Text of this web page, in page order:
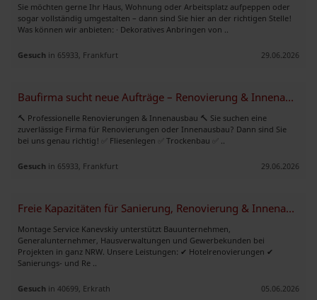
Sie möchten gerne Ihr Haus, Wohnung oder Arbeitsplatz aufpeppen oder
sogar vollständig umgestalten – dann sind Sie hier an der richtigen Stelle!
Was können wir anbieten: · Dekoratives Anbringen von ..
Gesuch in 65933, Frankfurt 29.06.2026
Baufirma sucht neue Aufträge – Renovierung & Innenausbau
🔨 Professionelle Renovierungen & Innenausbau 🔨 Sie suchen eine
zuverlässige Firma für Renovierungen oder Innenausbau? Dann sind Sie
bei uns genau richtig! ✅ Fliesenlegen ✅ Trockenbau ✅ ..
Gesuch in 65933, Frankfurt 29.06.2026
Freie Kapazitäten für Sanierung, Renovierung & Innenausbau in NRW
Montage Service Kanevskiy unterstützt Bauunternehmen,
Generalunternehmer, Hausverwaltungen und Gewerbekunden bei
Projekten in ganz NRW. Unsere Leistungen: ✔ Hotelrenovierungen ✔
Sanierungs- und Re ..
Gesuch in 40699, Erkrath 05.06.2026